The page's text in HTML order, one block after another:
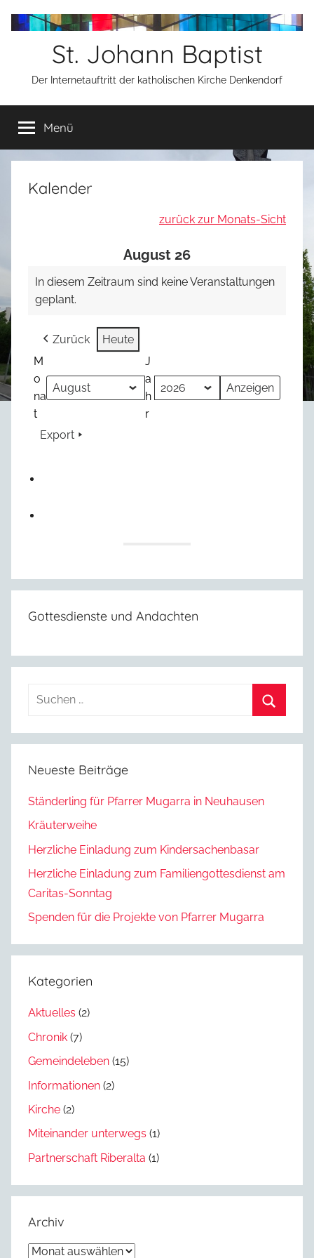
Inhalt
St. Johann Baptist
Der Internetauftritt der katholischen Kirche Denkendorf
Menü
Kalender
zurück zur Monats-Sicht
August 26
In diesem Zeitraum sind keine Veranstaltungen
geplant.
Zurück
Heute
M
o
na
t
J
a
h
r
Export
Gottesdienste und Andachten
Suchen
Neueste Beiträge
Ständerling für Pfarrer Mugarra in Neuhausen
Kräuterweihe
Herzliche Einladung zum Kindersachenbasar
Herzliche Einladung zum Familiengottesdienst am
Caritas-Sonntag
Spenden für die Projekte von Pfarrer Mugarra
Kategorien
Aktuelles (2)
Chronik (7)
Gemeindeleben (15)
Informationen (2)
Kirche (2)
Miteinander unterwegs (1)
Partnerschaft Riberalta (1)
Archiv
Archiv